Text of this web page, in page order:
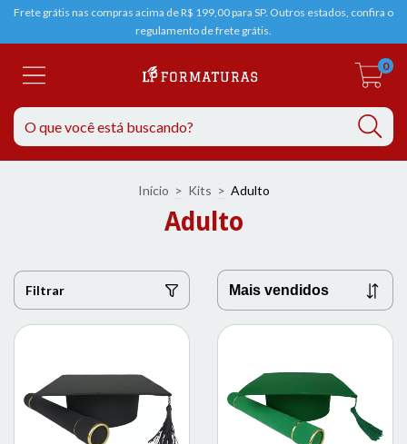
Frete grátis nas compras acima de R$ 199,00 para SP. Outros estados, confira o
regulamento de frete grátis.
0
Início > Kits > Adulto
Adulto
Filtrar